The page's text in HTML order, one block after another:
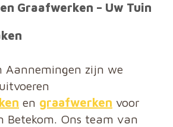
Graafwerken – Uw Tuin
Aannemingen zijn we
en graafwerken voor
Betekom. Ons team van